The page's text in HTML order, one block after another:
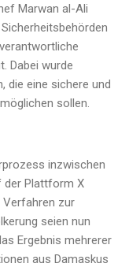
Marwan al-Ali
Dabei wurde
die eine sichere und
sollen.
inzwischen
der Plattform X
Verfahren zur
seien nun
Ergebnis mehrerer
aus Damaskus